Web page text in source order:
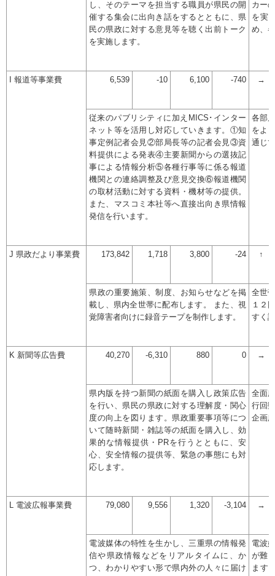
し、そのテーマを担当する職員が県民の開
催する集会に出向き話をするとともに、県
民の県政に対する意見等を聴く出前トーク
を実施します。
カー
を実
め、
I 報道等事業費 6,539 -10 6,100 -740 →
従来のパブリシティに加えMICS･インター
ネット等を活用し対応していきます。①知
事定例記者会見②部局長等の記者会見③資
料提供による発表④主要新聞からの選抜記
事による情報分析⑤各種行事等に係る報道
機関との連絡調整及び意見交換⑥報道機関
の取材活動に対する資料・機材等の提供。
また、マスコミ本社等へ直接出向き県情報
発信を行います。
各部
をよ
通じ
J 県政だより事業費 173,842 1,718 3,800 -24 ↑
県政の重要施策、制度、お知らせなどを掲
載し、県内全世帯に配布します。 また、視
覚障害者向けに録音テープを制作します。
全世
１２
すく
K 新聞等広告費 40,270 -6,310 880 0 →
県内版を持つ新聞の紙面を購入し政策広告
を行い、県民の県政に対する理解度・関心
度の向上を図ります。県政重要事項等につ
いて随時新聞・雑誌等の紙面を購入し、効
果的な情報提供・PRを行うとともに、安
心、安全情報の提供等、緊急の事態にも対
応します。
全面
行回
企画
L 電波広報事業費 79,080 9,556 1,320 -3,104 →
電波媒体の特性を生かし、三重県の情報発
信や県政情報などをリアルタイムに、か
つ、わかりやすい形で県内外の人々に届け
電波
が難
ます